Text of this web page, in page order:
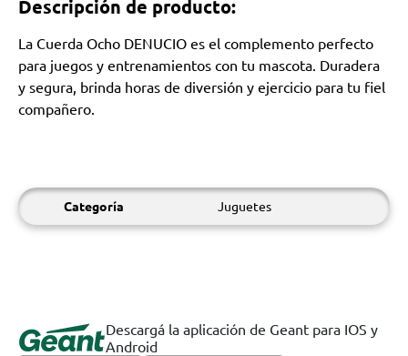
Descripción de producto:
La Cuerda Ocho DENUCIO es el complemento perfecto
para juegos y entrenamientos con tu mascota. Duradera
y segura, brinda horas de diversión y ejercicio para tu fiel
compañero.
Categoría Juguetes
Descargá la aplicación de Geant para IOS y
Android